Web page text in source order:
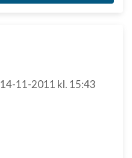
14-11-2011 kl. 15:43